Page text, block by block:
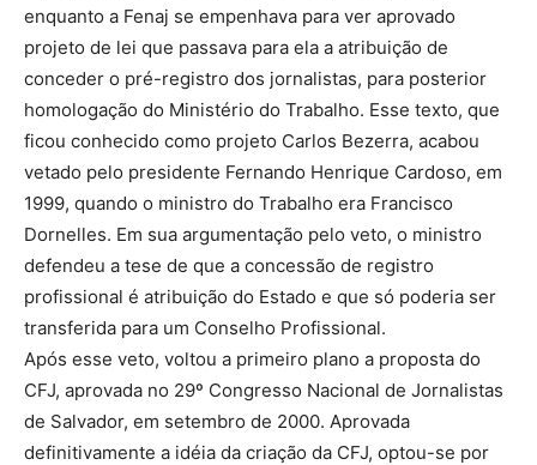
enquanto a Fenaj se empenhava para ver aprovado
projeto de lei que passava para ela a atribuição de
conceder o pré-registro dos jornalistas, para posterior
homologação do Ministério do Trabalho. Esse texto, que
ficou conhecido como projeto Carlos Bezerra, acabou
vetado pelo presidente Fernando Henrique Cardoso, em
1999, quando o ministro do Trabalho era Francisco
Dornelles. Em sua argumentação pelo veto, o ministro
defendeu a tese de que a concessão de registro
profissional é atribuição do Estado e que só poderia ser
transferida para um Conselho Profissional.
Após esse veto, voltou a primeiro plano a proposta do
CFJ, aprovada no 29º Congresso Nacional de Jornalistas
de Salvador, em setembro de 2000. Aprovada
definitivamente a idéia da criação da CFJ, optou-se por